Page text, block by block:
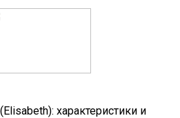
характеристики и